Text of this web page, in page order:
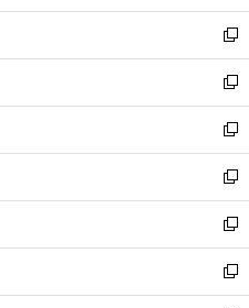
開
く
ウ
で
開
く
ン
ド
ウ
で
開
く
ウ
ィ
ン
ド
ウ
で
開
く
新
し
い
ウ
ィ
ン
ド
ウ
で
開
く
新
し
い
ウ
ィ
ン
ド
ウ
で
開
新
し
い
ウ
ィ
ン
ド
ウ
新
し
い
ウ
ィ
ン
新
し
い
ウ
新
し